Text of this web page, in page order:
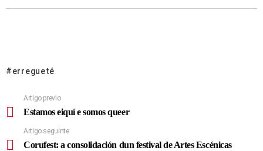
erregueté
Artigo previo
Estamos eiquí e somos queer
Artigo seguinte
Corufest: a consolidación dun festival de Artes Escénicas